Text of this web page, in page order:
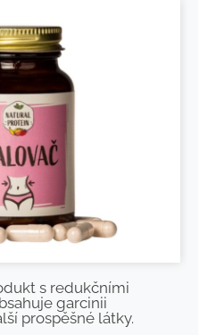
s redukčními
garcinii
prospěšné látky.